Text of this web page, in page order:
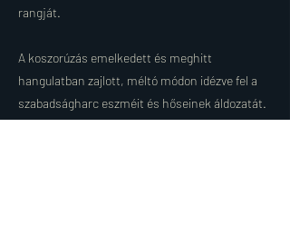
rangját.
A koszorúzás emelkedett és meghitt
hangulatban zajlott, méltó módon idézve fel a
szabadságharc eszméit és hőseinek áldozatát.